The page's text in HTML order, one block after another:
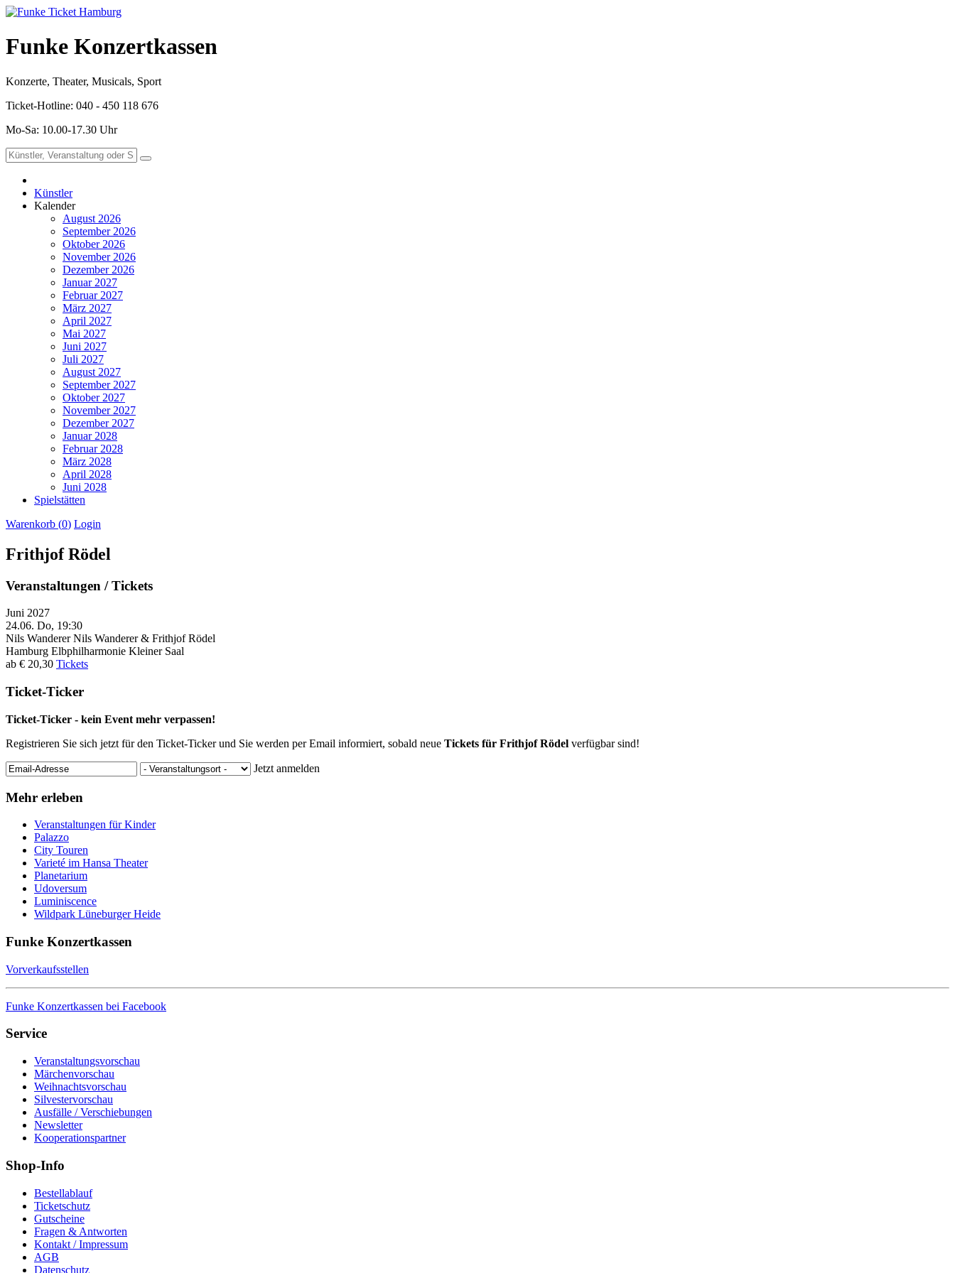
Funke Konzertkassen
Konzerte, Theater, Musicals, Sport
Ticket-Hotline: 040 - 450 118 676
Mo-Sa: 10.00-17.30 Uhr
Künstler
Kalender
August 2026
September 2026
Oktober 2026
November 2026
Dezember 2026
Januar 2027
Februar 2027
März 2027
April 2027
Mai 2027
Juni 2027
Juli 2027
August 2027
September 2027
Oktober 2027
November 2027
Dezember 2027
Januar 2028
Februar 2028
März 2028
April 2028
Juni 2028
Spielstätten
Warenkorb (0) Login
Frithjof Rödel
Veranstaltungen / Tickets
Juni 2027
24.06. Do, 19:30
Nils Wanderer Nils Wanderer & Frithjof Rödel
Hamburg Elbphilharmonie Kleiner Saal
ab € 20,30 Tickets
Ticket-Ticker
Ticket-Ticker - kein Event mehr verpassen!
Registrieren Sie sich jetzt für den Ticket-Ticker und Sie werden per Email informiert, sobald neue Tickets für Frithjof Rödel verfügbar sind!
Jetzt anmelden
Mehr erleben
Veranstaltungen für Kinder
Palazzo
City Touren
Varieté im Hansa Theater
Planetarium
Udoversum
Luminiscence
Wildpark Lüneburger Heide
Funke Konzertkassen
Vorverkaufsstellen
Funke Konzertkassen bei Facebook
Service
Veranstaltungsvorschau
Märchenvorschau
Weihnachtsvorschau
Silvestervorschau
Ausfälle / Verschiebungen
Newsletter
Kooperationspartner
Shop-Info
Bestellablauf
Ticketschutz
Gutscheine
Fragen & Antworten
Kontakt / Impressum
AGB
Datenschutz